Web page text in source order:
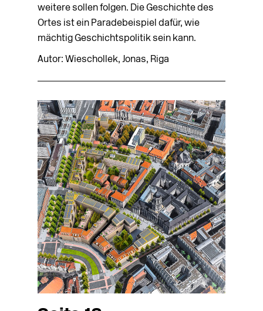
weitere sollen folgen. Die Geschichte des
Ortes ist ein Paradebeispiel dafür, wie
mächtig Geschichtspolitik sein kann.
Autor: Wieschollek, Jonas, Riga